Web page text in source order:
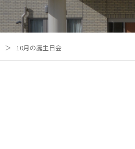
＞ 10月の誕生日会